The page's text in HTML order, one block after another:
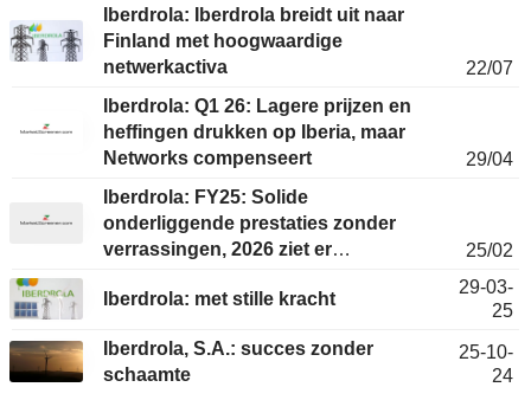
Iberdrola: Iberdrola breidt uit naar
Finland met hoogwaardige
netwerkactiva
22/07
Iberdrola: Q1 26: Lagere prijzen en
heffingen drukken op Iberia, maar
Networks compenseert
29/04
Iberdrola: FY25: Solide
onderliggende prestaties zonder
verrassingen, 2026 ziet er
25/02
Iberdrola: met stille kracht
29-03-
25
Iberdrola, S.A.: succes zonder
schaamte
25-10-
24